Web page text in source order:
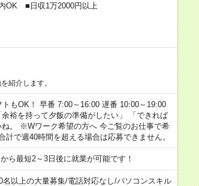
OK ■日収1万2000円以上
紹介します。
もOK！ 早番 7:00～16:00 遅番 10:00～19:00
裕を持って夕飯の準備がしたい」 「できれば
。 ※Wワーク希望の方へ 今ご覧のお仕事で希
で週40時間を超える場合は応募できません。
ら最短2～3日後に就業が可能です！
名以上の大量募集/電話対応なし/パソコンスキル